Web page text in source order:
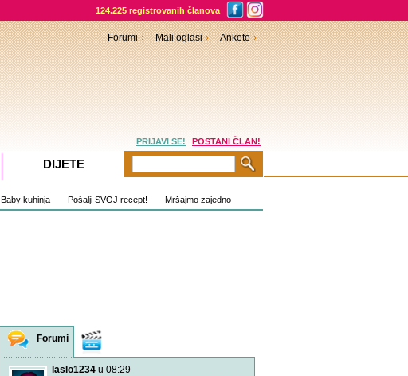
124.225 registrovanih članova
Baby kuhinja Pošalji SVOJ recept! Mršajmo zajedno
Forumi
laslo1234u 08:29
Forumi Mali oglasi Ankete
PRIJAVI SE! POSTANI ČLAN!
DIJETE